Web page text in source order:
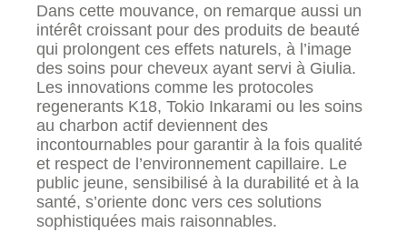
Dans cette mouvance, on remarque aussi un
intérêt croissant pour des produits de beauté
qui prolongent ces effets naturels, à l’image
des soins pour cheveux ayant servi à Giulia.
Les innovations comme les protocoles
regenerants K18, Tokio Inkarami ou les soins
au charbon actif deviennent des
incontournables pour garantir à la fois qualité
et respect de l’environnement capillaire. Le
public jeune, sensibilisé à la durabilité et à la
santé, s’oriente donc vers ces solutions
sophistiquées mais raisonnables.